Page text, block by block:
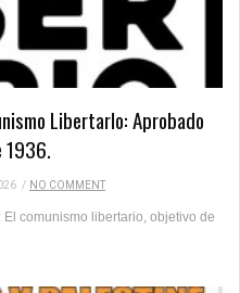
Libertarlo: Aprobado
1936.
/ NO COMMENT
comunismo libertario, objetivo de